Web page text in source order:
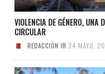
VIOLENCIA DE GÉNERO, UNA
CIRCULAR
REDACCIÓN IR 24 MAYO,